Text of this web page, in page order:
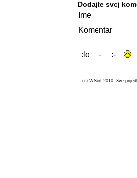
Dodajte svoj
Ime
Komentar
(c) WSurf 2010. Sve